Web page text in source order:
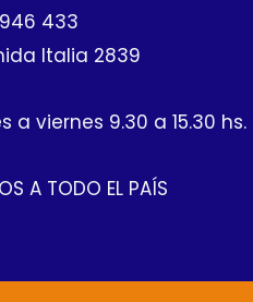
433
Italia 2839
a viernes 9.30 a 15.30 hs.
A TODO EL PAÍS